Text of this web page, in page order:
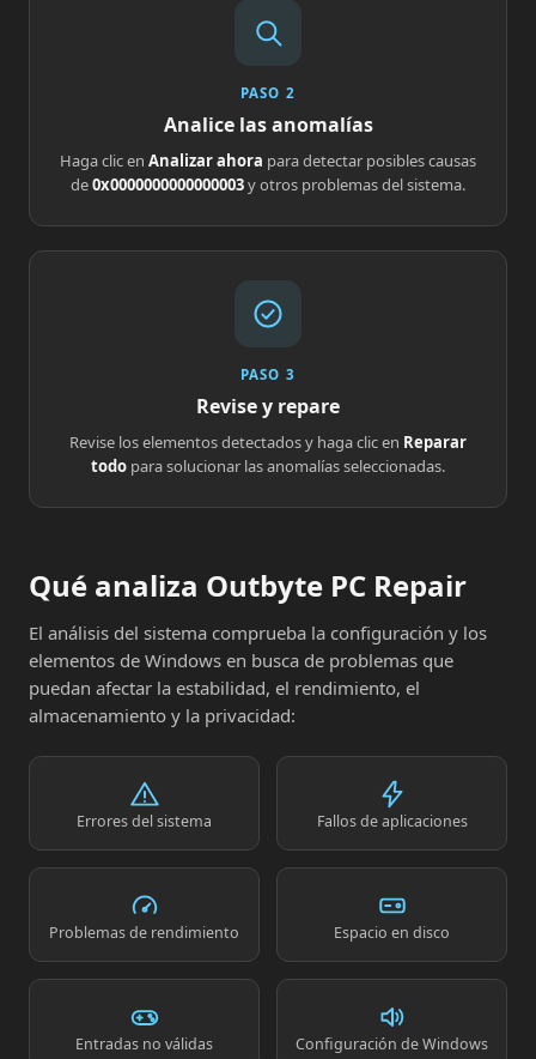
PASO 2
Analice las anomalías
Haga clic en Analizar ahora para detectar posibles causas
de0x0000000000000003y otros problemas del sistema.
PASO 3
Revise y repare
Revise los elementos detectados y haga clic en Reparar
todo para solucionar las anomalías seleccionadas.
Qué analiza Outbyte PC Repair
El análisis del sistema comprueba la configuración y los
elementos de Windows en busca de problemas que
puedan afectar la estabilidad, el rendimiento, el
almacenamiento y la privacidad:
Errores del sistema Fallos de aplicaciones
Problemas de rendimiento Espacio en disco
Entradas no válidas Configuración de Windows